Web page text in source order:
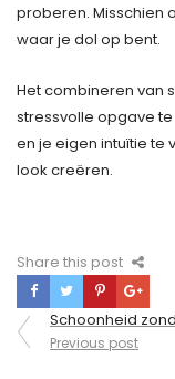
proberen. Misschien
waar je dol op bent.
Het combineren van
stressvolle opgave
en je eigen intuïtie te
look creëren.
Share this post
Schoonheid
Previous post